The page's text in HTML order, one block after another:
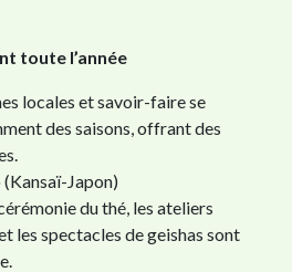
toute l’année
locales et savoir-faire se
des saisons, offrant des
Japon)
du thé, les ateliers
les spectacles de geishas sont